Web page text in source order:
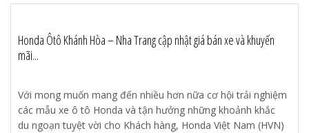
Honda Ôtô Khánh Hòa – Nha Trang cập nhật giá bán xe và khuyến
mãi...
Với mong muốn mang đến nhiều hơn nữa cơ hội trải nghiệm
các mẫu xe ô tô Honda và tận hưởng những khoảnh khắc
du ngoạn tuyệt vời cho Khách hàng, Honda Việt Nam (HVN)